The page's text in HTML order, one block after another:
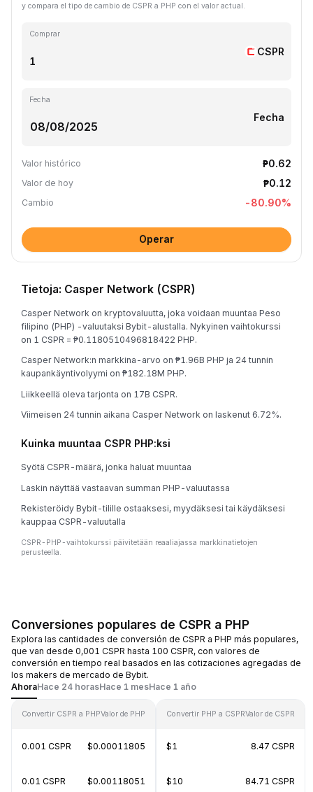
y compara el tipo de cambio de CSPR a PHP con el valor actual.
Comprar
CSPR
Fecha
Fecha
Valor histórico ₱0.62
Valor de hoy ₱0.12
Cambio -80.90%
Operar
Tietoja: Casper Network (CSPR)
Casper Network on kryptovaluutta, joka voidaan muuntaa Peso
filipino (PHP) -valuutaksi Bybit-alustalla. Nykyinen vaihtokurssi
on 1 CSPR = ₱0.1180510496818422 PHP.
Casper Network:n markkina-arvo on ₱1.96B PHP ja 24 tunnin
kaupankäyntivolyymi on ₱182.18M PHP.
Liikkeellä oleva tarjonta on 17B CSPR.
Viimeisen 24 tunnin aikana Casper Network on laskenut 6.72%.
Kuinka muuntaa CSPR PHP:ksi
Syötä CSPR-määrä, jonka haluat muuntaa
Laskin näyttää vastaavan summan PHP-valuutassa
Rekisteröidy Bybit-tilille ostaaksesi, myydäksesi tai käydäksesi
kauppaa CSPR-valuutalla
CSPR-PHP-vaihtokurssi päivitetään reaaliajassa markkinatietojen
perusteella.
Conversiones populares de CSPR a PHP
Explora las cantidades de conversión de CSPR a PHP más populares,
que van desde 0,001 CSPR hasta 100 CSPR, con valores de
conversión en tiempo real basados en las cotizaciones agregadas de
los makers de mercado de Bybit.
AhoraHace 24 horasHace 1 mesHace 1 año
Convertir CSPR a PHPValor de PHP
0.001 CSPR $0.00011805
0.01 CSPR $0.00118051
Convertir PHP a CSPRValor de CSPR
$1 8.47 CSPR
$10 84.71 CSPR